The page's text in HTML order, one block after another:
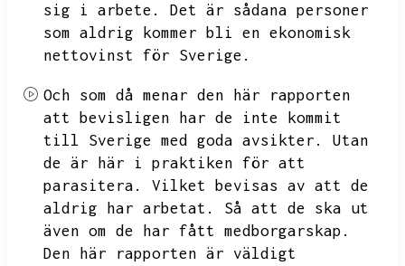
sig i arbete.
Det är sådana personer
som aldrig kommer bli en ekonomisk
nettovinst för Sverige.
Och som då menar den här rapporten
att bevisligen har de inte kommit
till Sverige med goda avsikter.
Utan
de är här i praktiken för att
parasitera.
Vilket bevisas av att de
aldrig har arbetat.
Så att de ska ut
även om de har fått medborgarskap.
Den här rapporten är väldigt